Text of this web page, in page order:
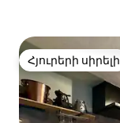
Հյուրերի սիրելի
Հյուրերի սիրելի